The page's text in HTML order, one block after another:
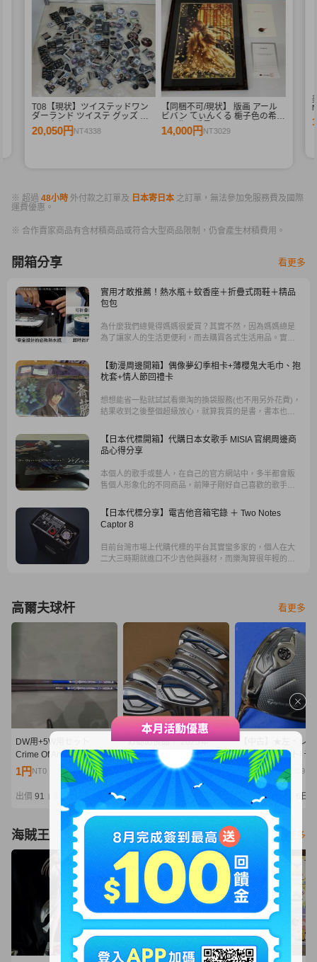
T08【現状】ツイステッドワン
ダーランド ツイステ グッズ ま
とめ売り 缶バッジ アクリルコー
スター ミニアクリルスタンド 他
20,050円 NT4338
【同梱不可/現状】 版画 アール
ビバン てぃんくる 梔子色の希
C/E 作品番号 50/50 / ミクスドメ
ディア
14,000円 NT3029
※ 超過 48小時 外付款之訂單及 日本寄日本 之訂單，無法參加免服務費及國際
運費優惠。
※ 合作賣家商品有含材積商品或符合大型商品限制，仍會產生材積費用。
開箱分享 看更多
實用才敢推薦！熱水瓶＋蚊香座＋折疊式雨鞋＋精品
包包
為什麼我們總覺得媽媽很愛買？其實不然，因為媽媽總是
為了讓家人的生活更便利，而去購買各式生活用品。實
那肯定是媽媽必敗商品了。來看看樂淘會員Joy，這次買了
什麼?
【動漫周邊開箱】偶像夢幻季相卡+薄櫻鬼大毛巾、抱
枕套+情人節回禮卡
想想能省一點就試試看樂淘的換袋服務(也不用另外花費)，
結果收到之後整個超級放心，就算我買的是書，書本也絲
心的選擇拆箱換袋服務！
【日本代標開箱】代購日本女歌手 MISIA 官網周邊商
品心得分享
本個人的歌手或藝人，在自己的官方網站中，多半都會販
售個人形象化的不同商品，前陣子剛好自己喜歡的歌手推
品，但因為疫情之故，根本也無法飛到日本去參加演唱會
或其他形式的歌迷活動，只能透過遠端網路來訂購。
【日本代標分享】電吉他音箱宅錄 ＋ Two Notes
Captor 8
目前台灣市場上代購代標的平台其實蠻多家的，個人在大
二大三時期就進口不少吉他與器材，而樂淘算很年輕的網
高爾夫球杆 看更多
DW用+5W用セット
Crime Of Angel B.Angel
FLEX-Ⅴ(SR相当) クライ
ムオブエンジェル バーニ
ングエンジェル
1円 NT0
出價 91 剩餘
お勧め良品！ 2025年
PING G440 アイアン 緑
ドット NS.950GH
neo/S #6~UW/52/56 8
本セット ￥237,600
17,050円NT3,689
出價38 剩餘 2日
【中古】★左・レフ
★ 1円 スタート! テ
ーメイド 2025 Qi35
イバー（10.5°）【
2025 Diamana
TM50（ブルー）
6,050円NT1,309
出價34 6日
海賊王 看更多